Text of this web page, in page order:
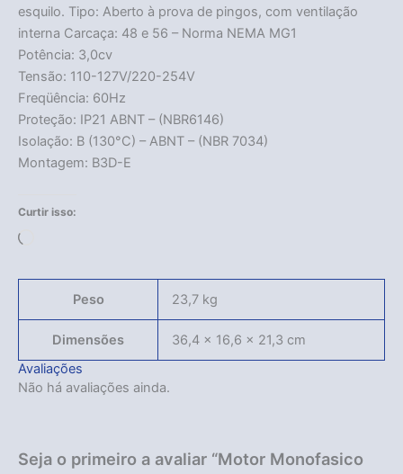
esquilo. Tipo: Aberto à prova de pingos, com ventilação
interna Carcaça: 48 e 56 – Norma NEMA MG1
Potência: 3,0cv
Tensão: 110-127V/220-254V
Freqüência: 60Hz
Proteção: IP21 ABNT – (NBR6146)
Isolação: B (130°C) – ABNT – (NBR 7034)
Montagem: B3D-E
Curtir isso:
Peso 23,7 kg
Dimensões
36,4 × 16,6 × 21,3 cm
Avaliações
Não há avaliações ainda.
Seja o primeiro a avaliar “Motor Monofasico